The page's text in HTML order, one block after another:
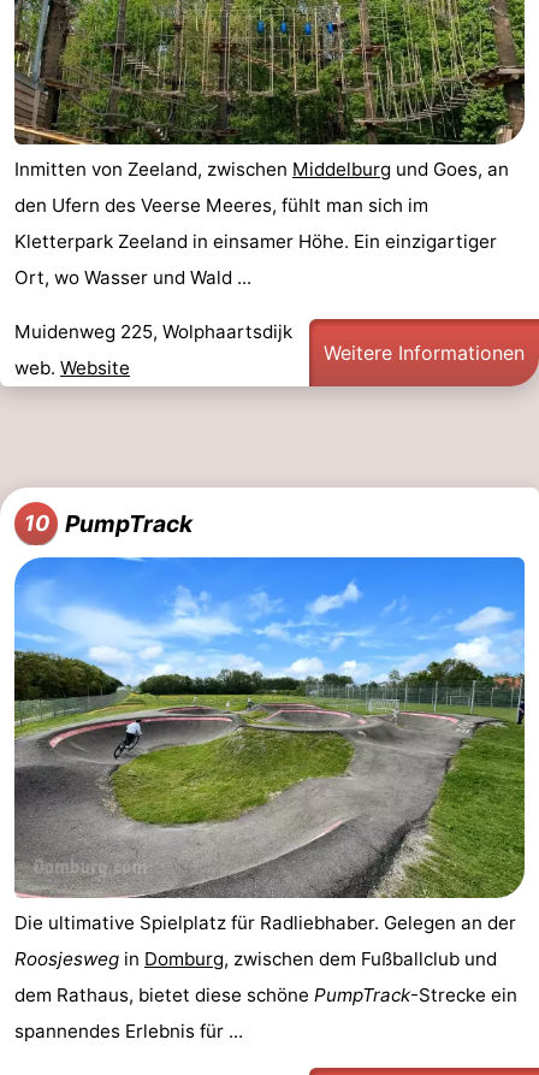
Inmitten von Zeeland, zwischen Middelburg und Goes, an
den Ufern des Veerse Meeres, fühlt man sich im
Kletterpark Zeeland in einsamer Höhe. Ein einzigartiger
Ort, wo Wasser und Wald ...
Muidenweg 225, Wolphaartsdijk
web. Website
Weitere Informationen
10 PumpTrack
Die ultimative Spielplatz für Radliebhaber. Gelegen an der
Roosjesweg in Domburg, zwischen dem Fußballclub und
dem Rathaus, bietet diese schöne PumpTrack-Strecke ein
spannendes Erlebnis für ...